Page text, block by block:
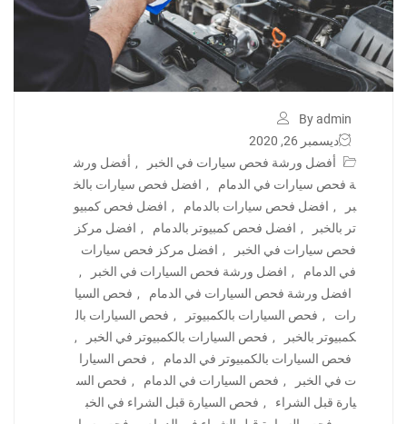
By admin
ديسمبر 26, 2020
أفضل ورشة فحص سيارات في الخبر
, أفضل ورش
ة فحص سيارات في الدمام
, افضل فحص سيارات بالخ
بر
, افضل فحص سيارات بالدمام , افضل فحص كمبيو
تر بالخبر
, افضل فحص كمبيوتر بالدمام , افضل مركز
فحص سيارات في الخبر
, افضل مركز فحص سيارات
في الدمام
, افضل ورشة فحص السيارات في الخبر
,
افضل ورشة فحص السيارات في الدمام
, فحص السيا
رات
, فحص السيارات بالكمبيوتر , فحص السيارات بال
كمبيوتر بالخبر
, فحص السيارات بالكمبيوتر في الخبر
,
فحص السيارات بالكمبيوتر في الدمام
, فحص السيارا
ت في الخبر
, فحص السيارات في الدمام , فحص الس
يارة قبل الشراء
, فحص السيارة قبل الشراء في الخب